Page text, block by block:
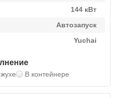
144 кВт
Автозапуск
Yuchai
В контейнере